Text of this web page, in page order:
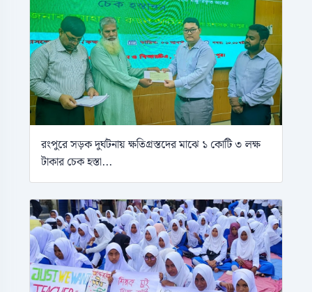
রংপুরে সড়ক দুর্ঘটনায় ক্ষতিগ্রস্তদের মাঝে ১ কোটি ৩ লক্ষ
টাকার চেক হস্তা...